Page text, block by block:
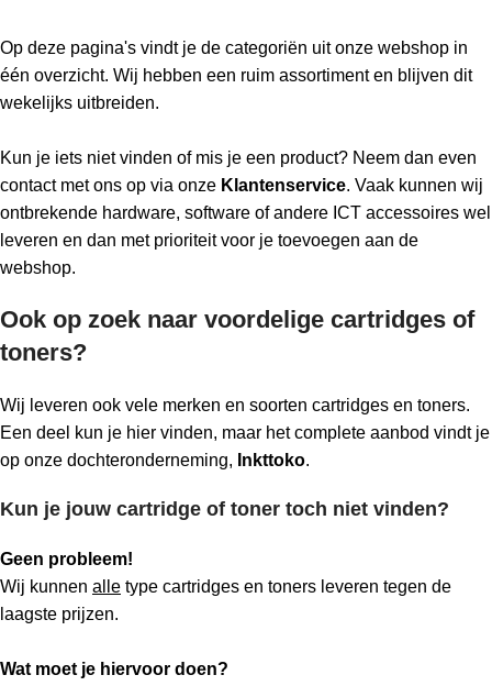
Op deze pagina's vindt je de categoriën uit onze webshop in
één overzicht. Wij hebben een ruim assortiment en blijven dit
wekelijks uitbreiden.
Kun je iets niet vinden of mis je een product? Neem dan even
contact met ons op via onze Klantenservice. Vaak kunnen wij
ontbrekende hardware, software of andere ICT accessoires wel
leveren en dan met prioriteit voor je toevoegen aan de
webshop.
Ook op zoek naar voordelige cartridges of
toners?
Wij leveren ook vele merken en soorten cartridges en toners.
Een deel kun je hier vinden, maar het complete aanbod vindt je
op onze dochteronderneming, Inkttoko.
Kun je jouw cartridge of toner toch niet vinden?
Geen probleem!
Wij kunnen alle type cartridges en toners leveren tegen de
laagste prijzen.
Wat moet je hiervoor doen?